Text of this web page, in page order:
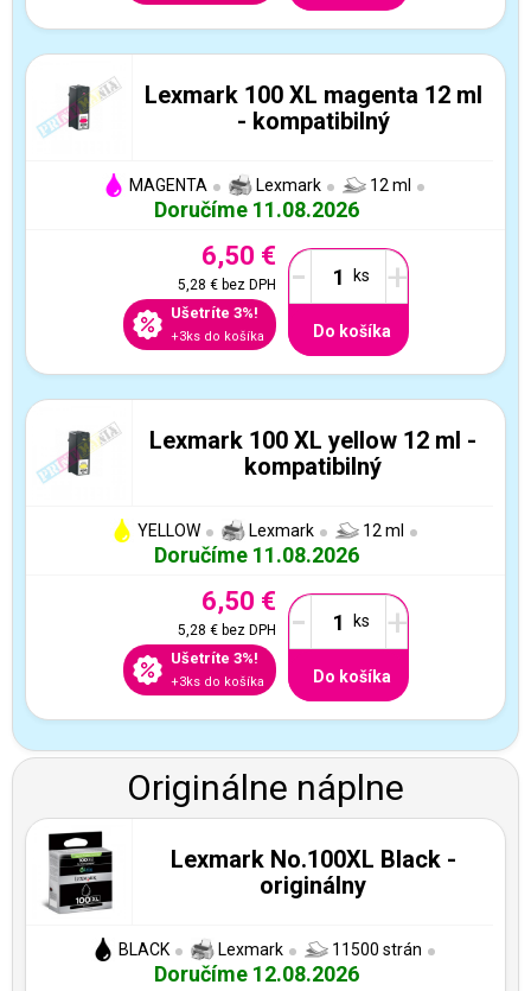
Lexmark 100 XL magenta 12 ml
- kompatibilný
MAGENTA Lexmark 12 ml
Doručíme 11.08.2026
6,50 €
5,28 €bez DPH
Ušetríte 3%!
+3ks do košíka
- +
Do košíka
Lexmark 100 XL yellow 12 ml -
kompatibilný
YELLOW Lexmark 12 ml
Doručíme 11.08.2026
6,50 €
5,28 €bez DPH
Ušetríte 3%!
+3ks do košíka
- +
Do košíka
Originálne náplne
Lexmark No.100XL Black -
originálny
BLACK Lexmark 11500 strán
Doručíme 12.08.2026